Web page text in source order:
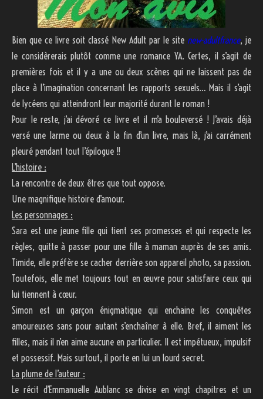
Bien que ce livre soit classé New Adult par le site new-adultfrance, je
le considèrerais plutôt comme une romance YA. Certes, il s’agit de
premières fois et il y a une ou deux scènes qui ne laissent pas de
place à l’imagination concernant les rapports sexuels… Mais il s’agit
de lycéens qui atteindront leur majorité durant le roman !
Pour le reste, j’ai dévoré ce livre et il m’a bouleversé ! J’avais déjà
versé une larme ou deux à la fin d’un livre, mais là, j’ai carrément
pleuré pendant tout l’épilogue !!
L’histoire :
La rencontre de deux êtres que tout oppose.
Une magnifique histoire d’amour.
Les personnages :
Sara est une jeune fille qui tient ses promesses et qui respecte les
règles, quitte à passer pour une fille à maman auprès de ses amis.
Timide, elle préfère se cacher derrière son appareil photo, sa passion.
Toutefois, elle met toujours tout en œuvre pour satisfaire ceux qui
lui tiennent à cœur.
Simon est un garçon énigmatique qui enchaine les conquêtes
amoureuses sans pour autant s’enchaîner à elle. Bref, il aiment les
filles, mais il n’en aime aucune en particulier. Il est impétueux, impulsif
et possessif. Mais surtout, il porte en lui un lourd secret.
La plume de l’auteur :
Le récit d’Emmanuelle Aublanc se divise en vingt chapitres et un